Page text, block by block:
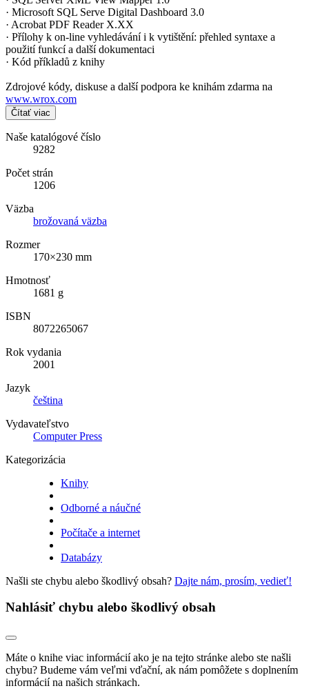
· Microsoft SQL Serve Digital Dashboard 3.0
· Acrobat PDF Reader X.XX
· Přílohy k on-line vyhledávání i k vytištění: přehled syntaxe a
použití funkcí a další dokumentaci
· Kód příkladů z knihy
Zdrojové kódy, diskuse a další podpora ke knihám zdarma na
www.wrox.com
Čítať viac
Naše katalógové číslo
9282
Počet strán
1206
Väzba
brožovaná väzba
Rozmer
170×230 mm
Hmotnosť
1681 g
ISBN
8072265067
Rok vydania
2001
Jazyk
čeština
Vydavateľstvo
Computer Press
Kategorizácia
Knihy
Odborné a náučné
Počítače a internet
Databázy
Našli ste chybu alebo škodlivý obsah? Dajte nám, prosím, vedieť!
Nahlásiť chybu alebo škodlivý obsah
Máte o knihe viac informácií ako je na tejto stránke alebo ste našli
chybu? Budeme vám veľmi vďační, ak nám pomôžete s doplnením
informácií na našich stránkach.